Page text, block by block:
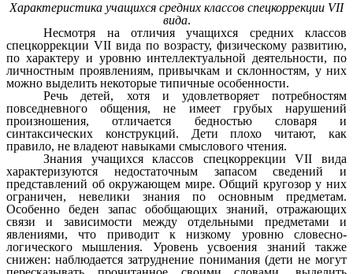
Характеристика учащихся средних классов спецкоррекции VII
вида.
Несмотря на отличия учащихся средних классов
спецкоррекции VII вида по возрасту, физическому развитию,
по характеру и уровню интеллектуальной деятельности, по
личностным проявлениям, привычкам и склонностям, у них
можно выделить некоторые типичные особенности.
Речь детей, хотя и удовлетворяет потребностям
повседневного общения, не имеет грубых нарушений
произношения, отличается бедностью словаря и
синтаксических конструкций. Дети плохо читают, как
правило, не владеют навыками смыслового чтения.
Знания учащихся классов спецкоррекции VII вида
характеризуются недостаточным запасом сведений и
представлений об окружающем мире. Общий кругозор у них
ограничен, невелики знания по основным предметам.
Особенно беден запас обобщающих знаний, отражающих
связи и зависимости между отдельными предметами и
явлениями, что приводит к низкому уровню словесно-
логического мышления. Уровень усвоения знаний также
снижен: наблюдается затруднение понимания (дети не могут